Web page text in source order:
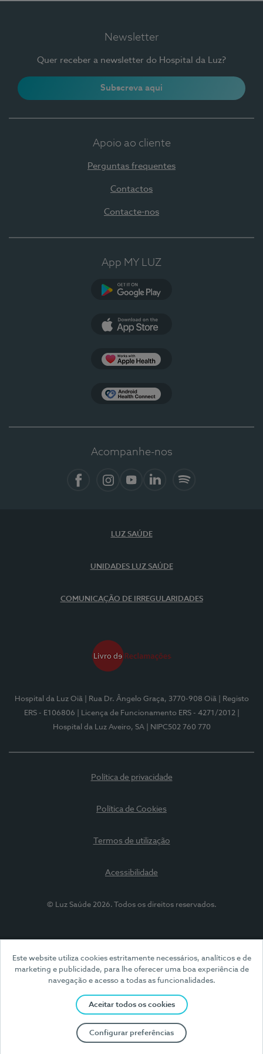
Este website utiliza cookies estritamente necessários, analíticos e de
marketing e publicidade, para lhe oferecer uma boa experiência de
navegação e acesso a todas as funcionalidades.
Aceitar todos os cookies
Configurar preferências
Newsletter
Quer receber a newsletter do Hospital da Luz?
Subscreva aqui
Apoio ao cliente
Perguntas frequentes
Contactos
Contacte-nos
App MY LUZ
Acompanhe-nos
LUZ SAÚDE
UNIDADES LUZ SAÚDE
COMUNICAÇÃO DE IRREGULARIDADES
Hospital da Luz Oiã | Rua Dr. Ângelo Graça, 3770-908 Oiã
| Registo
ERS - E106806
| Licença de Funcionamento ERS - 4271/2012
Hospital da Luz Aveiro, SA
| NIPC502 760 770
Política de privacidade
Política de Cookies
Termos de utilização
Acessibilidade
© Luz Saúde 2026. Todos os direitos reservados.